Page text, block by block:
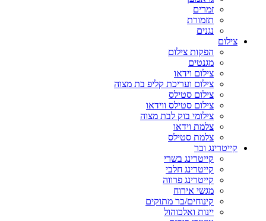
זמרים
תזמורת
נגנים
צילום
הפקות צילום
מגנטים
צילום וידאו
צילום ועריכת קליפ בת מצוה
צילום סטילס
צילום סטילס ווידאו
צילומי בוק לבת מצוה
צלמת וידאו
צלמת סטילס
קייטרינג ובר
קייטרינג בשרי
קייטרינג חלבי
קייטרינג פרווה
מגשי אירוח
קינוחים/בר מתוקים
יינות ואלכוהול